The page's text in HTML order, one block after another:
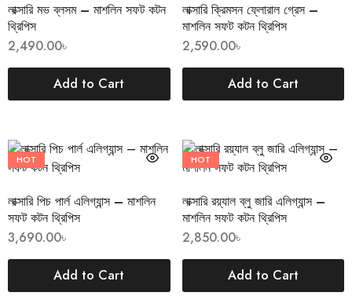
লাক্সারি মভ ব্লসম – মাশলিন সফট কটন
থ্রিপিস
2,490.00৳
Add to Cart
লাক্সারি ক্রিমসন ফ্লোরাল গ্রেস –
মাশলিন সফট কটন থ্রিপিস
2,590.00৳
Add to Cart
HOT
লাক্সারি পিচ পার্ল এলিগ্যান্স – মাশলিন
সফট কটন থ্রিপিস
3,690.00৳
Add to Cart
HOT
লাক্সারি রয়্যাল ব্লু জারি এলিগ্যান্স –
মাশলিন সফট কটন থ্রিপিস
2,850.00৳
Add to Cart